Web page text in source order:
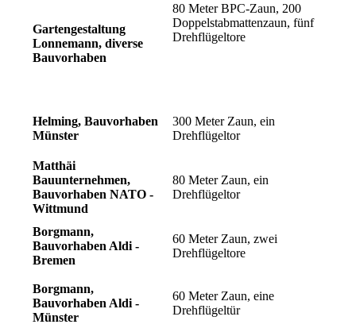
Gartengestaltung
Lonnemann, diverse
Bauvorhaben
80 Meter BPC-Zaun, 200
Doppelstabmattenzaun, fünf
Drehflügeltore
Helming, Bauvorhaben
Münster
300 Meter Zaun, ein
Drehflügeltor
Matthäi
Bauunternehmen,
Bauvorhaben NATO -
Wittmund
80 Meter Zaun, ein
Drehflügeltor
Borgmann,
Bauvorhaben Aldi -
Bremen
60 Meter Zaun, zwei
Drehflügeltore
Borgmann,
Bauvorhaben Aldi -
Münster
60 Meter Zaun, eine
Drehflügeltür